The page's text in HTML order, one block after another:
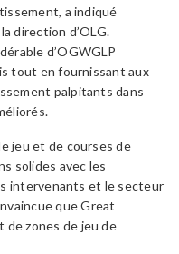
a indiqué
direction d’OLG.
d’OGWGLP
tout en fournissant aux
palpitants dans
jeu et de courses de
solides avec les
intervenants et le secteur
que Great
de zones de jeu de